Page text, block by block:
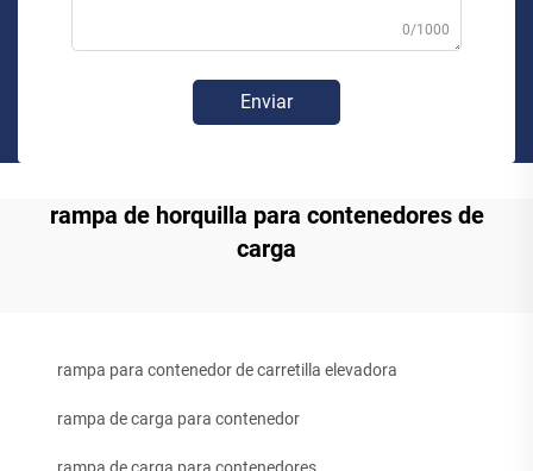
0/1000
Enviar
rampa de horquilla para contenedores de
carga
rampa para contenedor de carretilla elevadora
rampa de carga para contenedor